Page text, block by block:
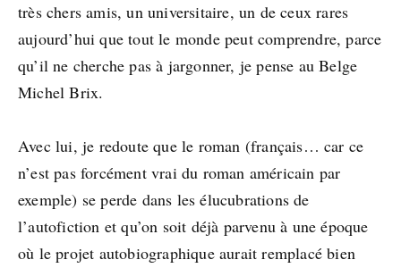
très chers amis, un universitaire, un de ceux rares
aujourd’hui que tout le monde peut comprendre, parce
qu’il ne cherche pas à jargonner, je pense au Belge
Michel Brix.
Avec lui, je redoute que le roman (français… car ce
n’est pas forcément vrai du roman américain par
exemple) se perde dans les élucubrations de
l’autofiction et qu’on soit déjà parvenu à une époque
où le projet autobiographique aurait remplacé bien